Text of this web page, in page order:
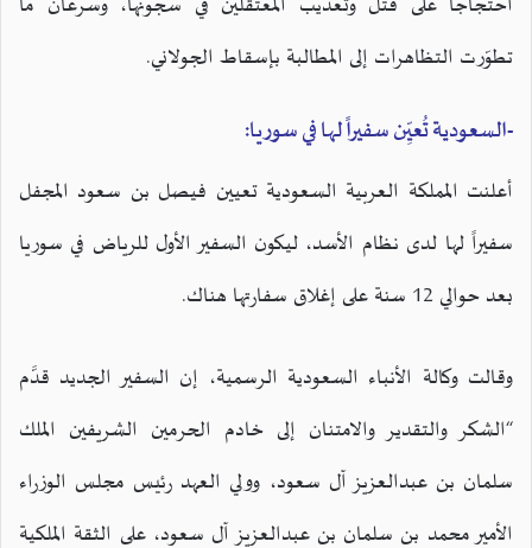
تطوّرت التظاهرات إلى المطالبة بإسقاط الجولاني.
-السعودية تُعيِّن سفيراً لها في سوريا:
أعلنت المملكة العربية السعودية تعيين فيصل بن سعود المجفل
سفيراً لها لدى نظام الأسد، ليكون السفير الأول للرياض في سوريا
بعد حوالي 12 سنة على إغلاق سفارتها هناك.
وقالت وكالة الأنباء السعودية الرسمية، إن السفير الجديد قدَّم
“الشكر والتقدير والامتنان إلى خادم الحرمين الشريفين الملك
سلمان بن عبدالعزيز آل سعود، وولي العهد رئيس مجلس الوزراء
الأمير محمد بن سلمان بن عبدالعزيز آل سعود، على الثقة الملكية